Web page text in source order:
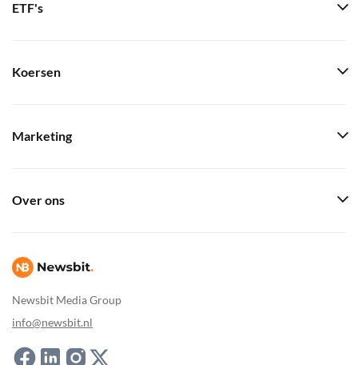
Newsbit Media Group
info@newsbit.nl
ETF's
Koersen
Marketing
Over ons